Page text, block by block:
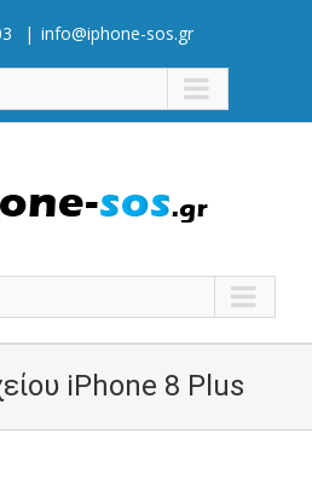
| info@iphone-sos.gr
iPhone 8 Plus